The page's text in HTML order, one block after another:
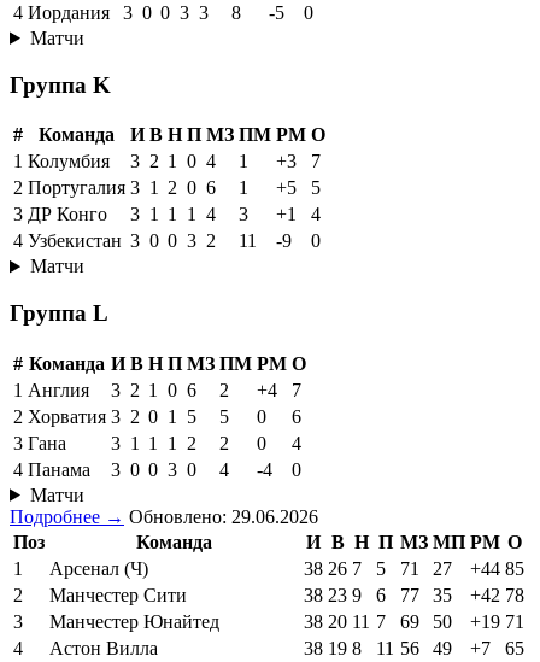
4 Иордания 3 0 0 3 3 8 -5
0
Матчи
Группа K
# Команда И В Н П МЗ ПМ РМ О
1 Колумбия 3 2 1 0 4 1 +3
7
2 Португалия 3 1 2 0 6 1 +5
5
3 ДР Конго 3 1 1 1 4 3 +1
4
4 Узбекистан 3 0 0 3 2 11 -9
0
Матчи
Группа L
# Команда И В Н П МЗ ПМ РМ О
1 Англия 3 2 1 0 6 2 +4
7
2 Хорватия 3 2 0 1 5 5 0
6
3 Гана 3 1 1 1 2 2 0
4
4 Панама 3 0 0 3 0 4 -4
0
Матчи
Подробнее → Обновлено: 29.06.2026
Поз
Команда И В Н П МЗ МП РМ О
1
Арсенал (Ч) 38 26 7 5 71 27 +44 85
2
Манчестер Сити 38 23 9 6 77 35 +42 78
3
Манчестер Юнайтед 38 20 11 7 69 50 +19 71
4
Астон Вилла 38 19 8 11 56 49 +7
65